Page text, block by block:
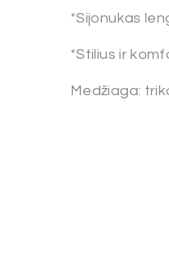
*Sijonukas
*Stilius ir
Medžiaga: